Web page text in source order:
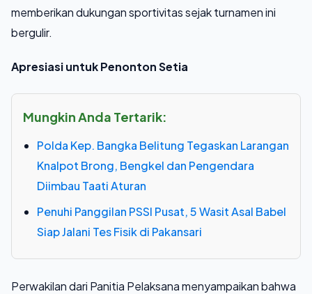
memberikan dukungan sportivitas sejak turnamen ini
bergulir.
Apresiasi untuk Penonton Setia
Mungkin Anda Tertarik:
Polda Kep. Bangka Belitung Tegaskan Larangan
Knalpot Brong, Bengkel dan Pengendara
Diimbau Taati Aturan
Penuhi Panggilan PSSI Pusat, 5 Wasit Asal Babel
Siap Jalani Tes Fisik di Pakansari
Perwakilan dari Panitia Pelaksana menyampaikan bahwa